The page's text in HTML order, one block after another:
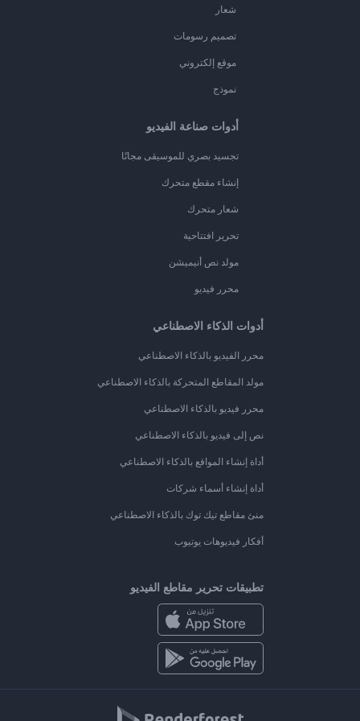
شعار
تصميم رسومات
موقع إلكتروني
نموذج
أدوات صناعة الفيديو
تجسيد بصري للموسيقى مجانًا
إنشاء مقطع متحرك
شعار متحرك
تحرير افتتاحية
مولد نص أنيميشن
محرر فيديو
أدوات الذكاء الاصطناعي
محرر الفيديو بالذكاء الاصطناعي
مولد المقاطع المتحركة بالذكاء الاصطناعي
محرر فيديو بالذكاء الاصطناعي
نص إلى فيديو بالذكاء الاصطناعي
أداة إنشاء المواقع بالذكاء الاصطناعي
أداة إنشاء أسماء شركات
منئ مقاطع تيك توك بالذكاء الاصطناعي
أفكار فيديوهات يوتيوب
تطبيقات تحرير مقاطع الفيديو